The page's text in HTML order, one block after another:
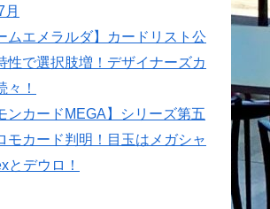
月
ムエメラルダ】カードリスト公
性で選択肢増！デザイナーズカ
々！
ンカードMEGA】シリーズ第五
モカード判明！目玉はメガシャ
とデウロ！